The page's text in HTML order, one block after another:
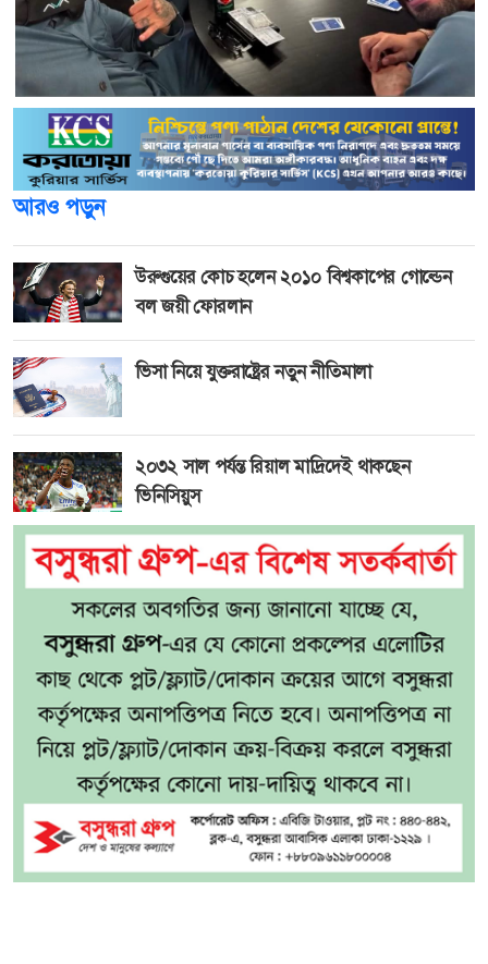
আরও পড়ুন
উরুগুয়ের কোচ হলেন ২০১০ বিশ্বকাপের গোল্ডেন
বল জয়ী ফোরলান
ভিসা নিয়ে যুক্তরাষ্ট্রের নতুন নীতিমালা
২০৩২ সাল পর্যন্ত রিয়াল মাদ্রিদেই থাকছেন
ভিনিসিয়ুস